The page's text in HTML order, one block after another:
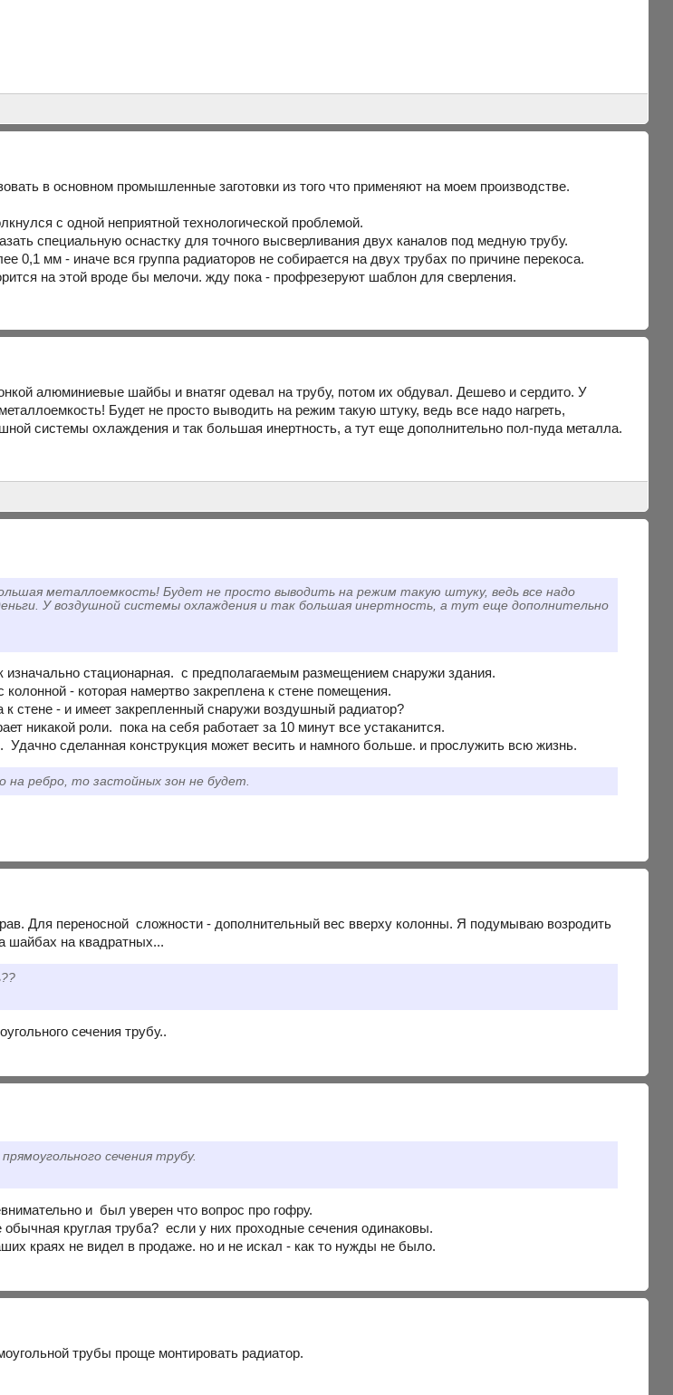
в основном промышленные заготовки из того что применяют на моем производстве.
с одной неприятной технологической проблемой.
специальную оснастку для точного высверливания двух каналов под медную трубу.
0,1 мм - иначе вся группа радиаторов не собирается на двух трубах по причине перекоса.
на этой вроде бы мелочи. жду пока - профрезеруют шаблон для сверления.
алюминиевые шайбы и внатяг одевал на трубу, потом их обдувал. Дешево и сердито. У
Будет не просто выводить на режим такую штуку, ведь все надо нагреть,
системы охлаждения и так большая инертность, а тут еще дополнительно пол-пуда металла.
металлоемкость! Будет не просто выводить на режим такую штуку, ведь все надо
У воздушной системы охлаждения и так большая инертность, а тут еще дополнительно
стационарная. с предполагаемым размещением снаружи здания.
- которая намертво закреплена к стене помещения.
к стене - и имеет закрепленный снаружи воздушный радиатор?
никакой роли. пока на себя работает за 10 минут все устаканится.
Удачно сделанная конструкция может весить и намного больше. и прослужить всю жизнь.
на ребро, то застойных зон не будет.
Для переносной сложности - дополнительный вес вверху колонны. Я подумываю возродить
на квадратных...
сечения трубу..
сечения трубу.
и был уверен что вопрос про гофру.
круглая труба? если у них проходные сечения одинаковы.
краях не видел в продаже. но и не искал - как то нужды не было.
трубы проще монтировать радиатор.